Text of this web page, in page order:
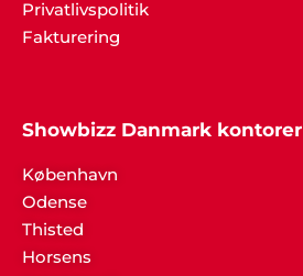
Privatlivspolitik
Fakturering
Showbizz Danmark kontorer
København
Odense
Thisted
Horsens